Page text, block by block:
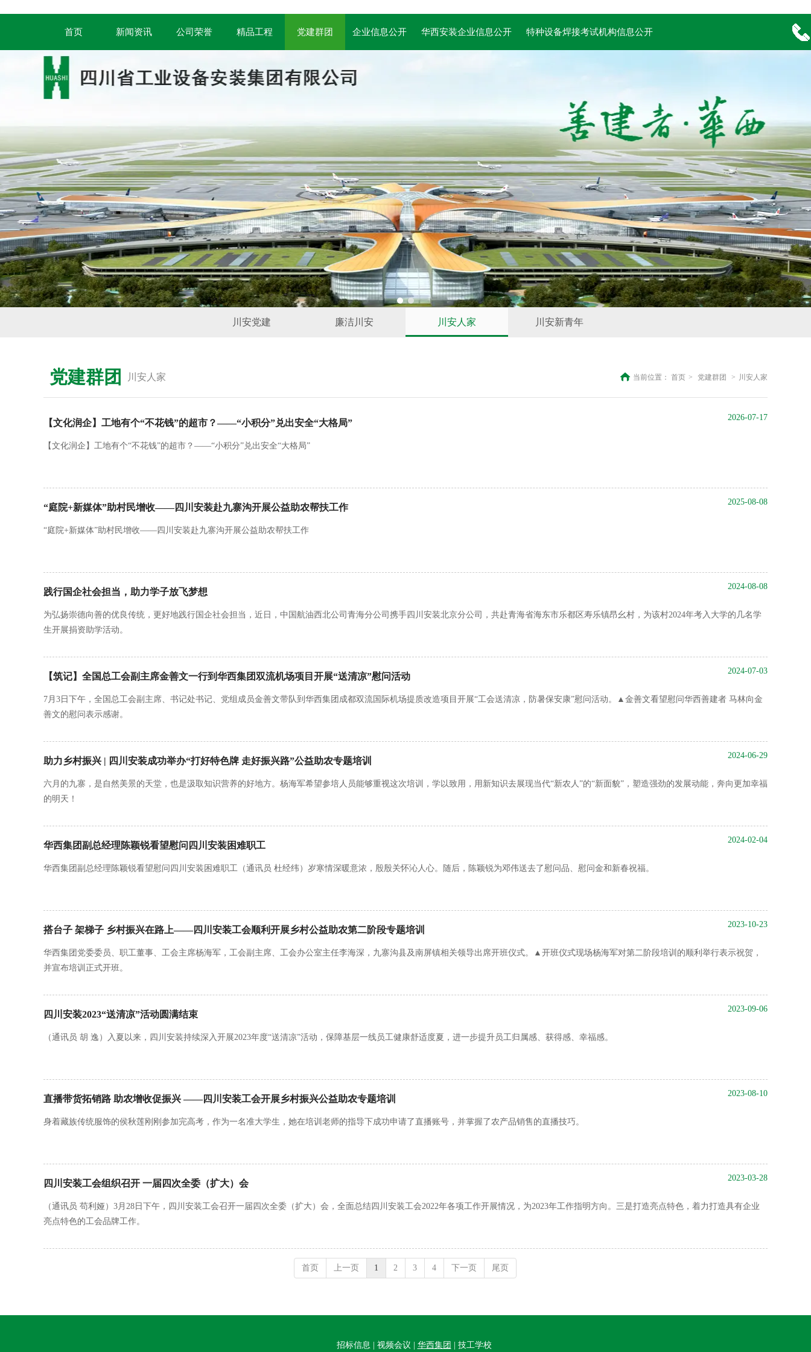
首页 新闻资讯 公司荣誉 精品工程 党建群团 企业信息公开 华西安装企业信息公开 特种设备焊接考试机构信息公开
1 2
川安党建 廉洁川安 川安人家 川安新青年
党建群团 川安人家 当前位置： 首页 > 党建群团 > 川安人家
【文化润企】工地有个“不花钱”的超市？——“小积分”兑出安全“大格局”
2026-07-17
【文化润企】工地有个“不花钱”的超市？——“小积分”兑出安全“大格局”
“庭院+新媒体”助村民增收——四川安装赴九寨沟开展公益助农帮扶工作
2025-08-08
“庭院+新媒体”助村民增收——四川安装赴九寨沟开展公益助农帮扶工作
践行国企社会担当，助力学子放飞梦想
2024-08-08
为弘扬崇德向善的优良传统，更好地践行国企社会担当，近日，中国航油西北公司青海分公司携手四川安装北京分公司，共赴青海省海东市乐都区寿乐镇昂幺村，为该村2024年考入大学的几名学
生开展捐资助学活动。
【筑记】全国总工会副主席金善文一行到华西集团双流机场项目开展“送清凉”慰问活动
2024-07-03
7月3日下午，全国总工会副主席、书记处书记、党组成员金善文带队到华西集团成都双流国际机场提质改造项目开展“工会送清凉，防暑保安康”慰问活动。▲金善文看望慰问华西善建者 马林向金
善文的慰问表示感谢。
助力乡村振兴 | 四川安装成功举办“打好特色牌 走好振兴路”公益助农专题培训
2024-06-29
六月的九寨，是自然美景的天堂，也是汲取知识营养的好地方。杨海军希望参培人员能够重视这次培训，学以致用，用新知识去展现当代“新农人”的“新面貌”，塑造强劲的发展动能，奔向更加幸福
的明天！
华西集团副总经理陈颖锐看望慰问四川安装困难职工
2024-02-04
华西集团副总经理陈颖锐看望慰问四川安装困难职工（通讯员 杜经纬）岁寒情深暖意浓，殷殷关怀沁人心。随后，陈颖锐为邓伟送去了慰问品、慰问金和新春祝福。
搭台子 架梯子 乡村振兴在路上——四川安装工会顺利开展乡村公益助农第二阶段专题培训
2023-10-23
华西集团党委委员、职工董事、工会主席杨海军，工会副主席、工会办公室主任李海深，九寨沟县及南屏镇相关领导出席开班仪式。▲开班仪式现场杨海军对第二阶段培训的顺利举行表示祝贺，
并宣布培训正式开班。
四川安装2023“送清凉”活动圆满结束
2023-09-06
（通讯员 胡 逸）入夏以来，四川安装持续深入开展2023年度“送清凉”活动，保障基层一线员工健康舒适度夏，进一步提升员工归属感、获得感、幸福感。
直播带货拓销路 助农增收促振兴 ——四川安装工会开展乡村振兴公益助农专题培训
2023-08-10
身着藏族传统服饰的侯秋莲刚刚参加完高考，作为一名准大学生，她在培训老师的指导下成功申请了直播账号，并掌握了农产品销售的直播技巧。
四川安装工会组织召开 一届四次全委（扩大）会
2023-03-28
（通讯员 苟利娅）3月28日下午，四川安装工会召开一届四次全委（扩大）会，全面总结四川安装工会2022年各项工作开展情况，为2023年工作指明方向。三是打造亮点特色，着力打造具有企业
亮点特色的工会品牌工作。
首页 上一页 1 2 3 4 下一页 尾页
招标信息 | 视频会议 | 华西集团 技工学校